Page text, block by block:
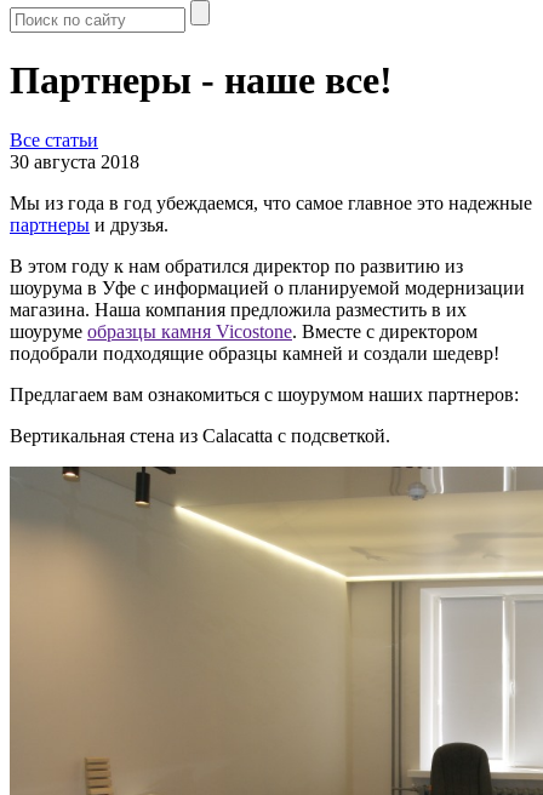
Партнеры - наше все!
Все статьи
30 августа 2018
Мы из года в год убеждаемся, что самое главное это надежные
партнеры и друзья.
В этом году к нам обратился директор по развитию из
шоурума в Уфе с информацией о планируемой модернизации
магазина. Наша компания предложила разместить в их
шоуруме образцы камня Vicostone. Вместе с директором
подобрали подходящие образцы камней и создали шедевр!
Предлагаем вам ознакомиться с шоурумом наших партнеров:
Вертикальная стена из Calacatta с подсветкой.